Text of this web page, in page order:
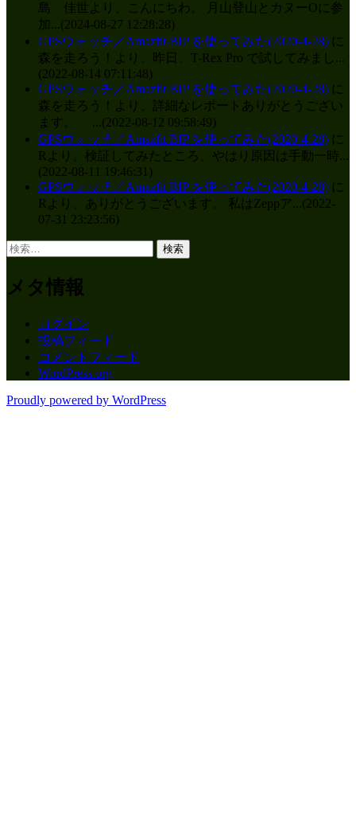
島 佳世より、こんにちわ。 月山登山とカヌーOに参
加...(2024-08-27 12:28:28)
GPSウォッチ／Amazfit BIP を使ってみた(2020-4-28) に
森を走ろう！より、昨日、T-Rex Pro で試してみまし...
(2022-08-14 07:11:48)
GPSウォッチ／Amazfit BIP を使ってみた(2020-4-28) に
森を走ろう！より、詳細なレポートありがとうござい
ます。 ...(2022-08-12 09:58:49)
GPSウォッチ／Amazfit BIP を使ってみた(2020-4-28) に
Rより、検証してみたところ、やはり原因は手動一時...
(2022-08-11 19:46:31)
GPSウォッチ／Amazfit BIP を使ってみた(2020-4-28) に
Rより、ありがとうございます。 私はZeppア...(2022-
07-31 23:23:56)
検
メタ情報
ログイン
投稿フィード
コメントフィード
WordPress.org
Proudly powered by WordPress